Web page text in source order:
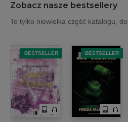
Zobacz nasze bestsellery
To tylko niewielka część katalogu,
BESTSELLER BESTSELLER